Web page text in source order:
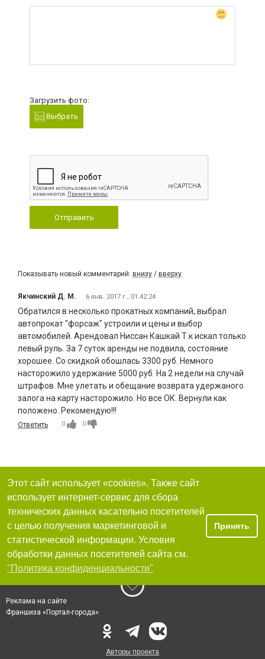
Загрузить фото:
Выбрать
Отправить
Показывать новый комментарий: внизу / вверху
Якчинский Д. М. 6 янв. 2017 г., 01:42:24
Обратился в несколько прокатных компаний, выбрал
автопрокат "форсаж" устроили и цены и выбор
автомобилей. Арендовал Ниссан Кашкай Т.к искал только
левый руль. За 7 суток аренды не подвила, состояние
хорошее. Со скидкой обошлась 3300 руб. Немного
насторожило удержание 5000 руб. На 2 недели на случай
штрафов. Мне улетать и обещание возврата удержаного
залога на карту насторожило. Но все ОК. Вернули как
положено. Рекомендую!!!
Ответить 0 0
Этот сайт использует «cookies». Также сайт
использует интернет-сервис для сбора
технических данных касательно посетителей
с целью получения маркетинговой и
статистической информации. Условия
обработки данных посетителей сайта см.
"Политика конфиденциальности"
Принять
Реклама на сайте
Франшиза «Портал-города»
Авторы проекта